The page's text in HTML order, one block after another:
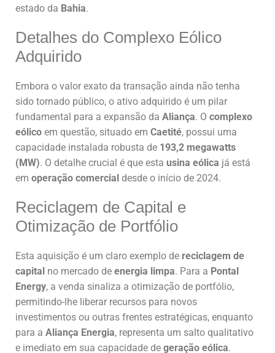
estado da Bahia.
Detalhes do Complexo Eólico
Adquirido
Embora o valor exato da transação ainda não tenha
sido tornado público, o ativo adquirido é um pilar
fundamental para a expansão da Aliança. O complexo
eólico em questão, situado em Caetité, possui uma
capacidade instalada robusta de 193,2 megawatts
(MW). O detalhe crucial é que esta usina eólica já está
em operação comercial desde o início de 2024.
Reciclagem de Capital e
Otimização de Portfólio
Esta aquisição é um claro exemplo de reciclagem de
capital no mercado de energia limpa. Para a Pontal
Energy, a venda sinaliza a otimização de portfólio,
permitindo-lhe liberar recursos para novos
investimentos ou outras frentes estratégicas, enquanto
para a Aliança Energia, representa um salto qualitativo
e imediato em sua capacidade de geração eólica.